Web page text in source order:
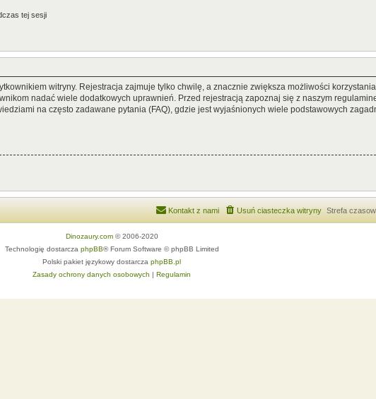
tej sesji
witryny. Rejestracja zajmuje tylko chwilę, a znacznie zwiększa możliwości korzystania
nadać wiele dodatkowych uprawnień. Przed rejestracją zapoznaj się z naszym
na często zadawane pytania (FAQ), gdzie jest wyjaśnionych wiele podstawowych
Strefa
Usuń ciasteczka witryny
Kontakt z nami
Dinozaury.com© 2006-2020
Technologię dostarcza phpBB® Forum Software © phpBB Limited
Polski pakiet językowy dostarcza phpBB.pl
Zasady ochrony danych osobowych | Regulamin